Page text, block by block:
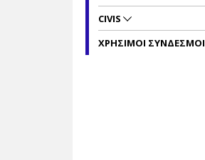
CIVIS
ΧΡΗΣΙΜΟΙ ΣΥΝΔΕΣΜΟΙ